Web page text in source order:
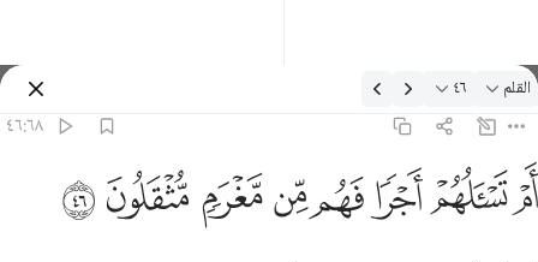
التفسير: القلم ٤٦:٦٨
القلم ٤٦
٤٦:٦٨
ام تسالهم اجرا فهم من مغرم مثقلون ٤٦
أَمْ تَسْـَٔلُهُمْ أَجْرًۭا فَهُم مِّن مَّغْرَمٍۢ مُّثْقَلُونَ ٤٦
ﱡﱢﱣﱤﱥﱦ ﱧﱨ